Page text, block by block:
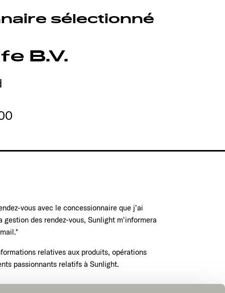
sélectionné
B.V.
vous avec le concessionnaire que j'ai
gestion des rendez-vous, Sunlight m'informera
relatives aux produits, opérations
passionnants relatifs à Sunlight.